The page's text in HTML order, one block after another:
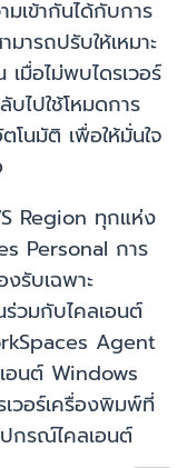
มเข้ากันได้กับการ
ารถปรับให้เหมาะ
มื่อไม่พบไดรเวอร์
ไปใช้โหมดการ
นมัติ เพื่อให้มั่นใจ
Region ทุกแห่ง
Personal การ
รับเฉพาะ
วมกับไคลเอนต์
Agent
อนต์ Windows
วอร์เครื่องพิมพ์ที่
กรณ์ไคลเอนต์